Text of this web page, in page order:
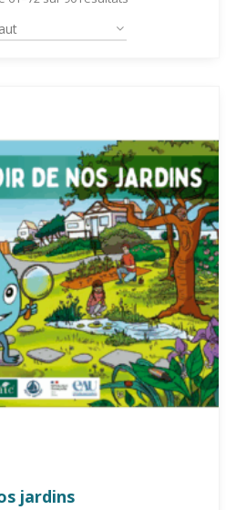
jardins